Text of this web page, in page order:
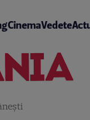
CinemaVedete